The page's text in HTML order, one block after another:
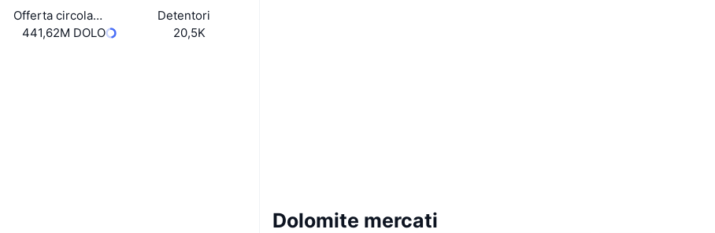
Offerta circolante
441,62M DOLO
Detentori
20,5K
Dolomite mercati